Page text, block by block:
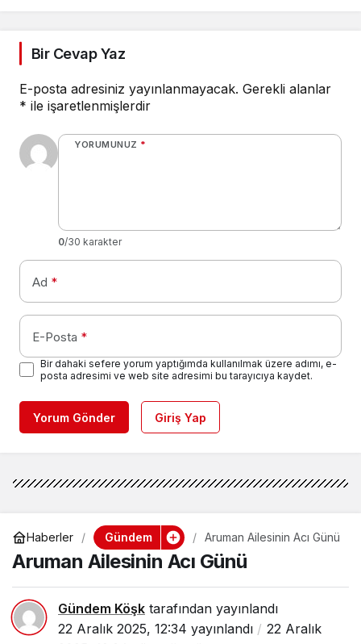
Bir Cevap Yaz
E-posta adresiniz yayınlanmayacak. Gerekli alanlar
* ile işaretlenmişlerdir
YORUMUNUZ *
0/30 karakter
Ad *
E-Posta *
Bir dahaki sefere yorum yaptığımda kullanılmak üzere adımı, e-
posta adresimi ve web site adresimi bu tarayıcıya kaydet.
Yorum Gönder Giriş Yap
Haberler Gündem Aruman Ailesinin Acı Günü
Aruman Ailesinin Acı Günü
Gündem Köşk tarafından yayınlandı
22 Aralık 2025, 12:34 yayınlandı
22 Aralık